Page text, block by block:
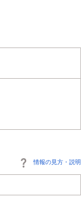
情報の見方・説明